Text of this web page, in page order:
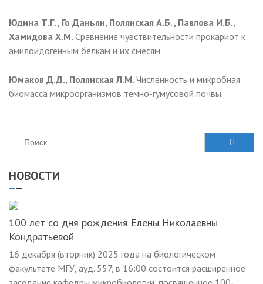
Юдина Т.Г. , Го Даньян, Полянская А.Б. , Павлова И.Б.,
Хамидова Х.М. Сравнение чувствительности прокариот к
амилоидогенным белкам и их смесям.
Юмаков Д.Д., Полянская Л.М. Численность и микробная
биомасса микроорганизмов темно-гумусовой почвы.
Найти:
НОВОСТИ
100 лет со дня рождения Елены Николаевны
Кондратьевой
16 декабря (вторник) 2025 года на биологическом
факультете МГУ, ауд. 557, в 16:00 состоится расширенное